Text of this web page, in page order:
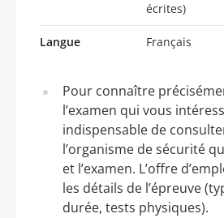
écrites)
Langue Français
Pour connaître
l’examen qui vous
indispensable de
l’organisme de sécurité
et l’examen. L’offre
les détails de l’épreuve
durée, tests physiques).